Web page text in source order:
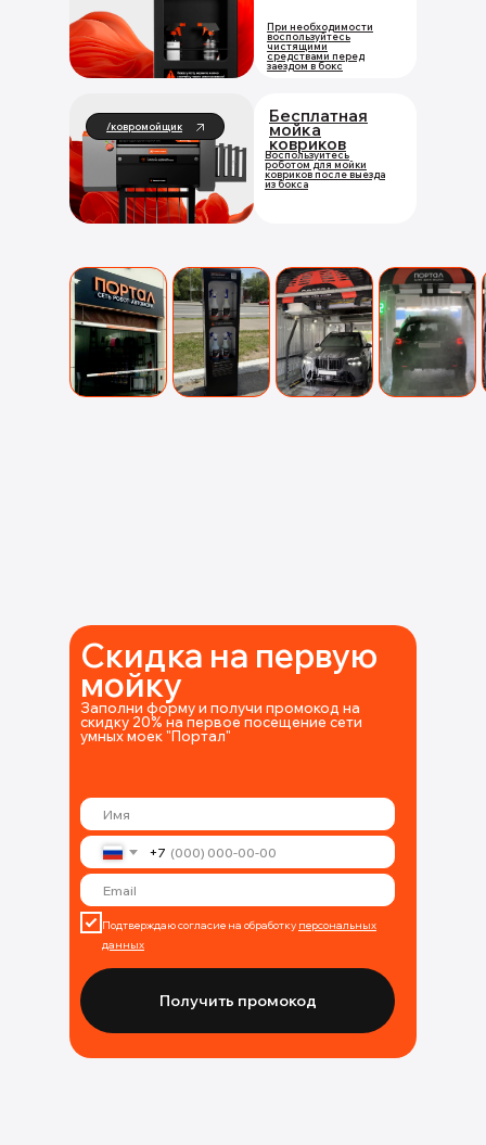
Бесплатная
мойка
ковриков
Воспользуйтесь
роботом для мойки
ковриков после выезда
из бокса
/ковромойщик
При необходимости
воспользуйтесь
чистящими
средствами перед
заездом в бокс
Скидка на первую
мойку
Заполни форму и получи промокод на
скидку 20% на первое посещение сети
умных моек "Портал"
Получить промокод
+7
Подтверждаю согласие на обработку персональных
данных